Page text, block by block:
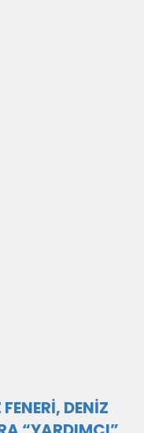
FENERİ, DENİZ